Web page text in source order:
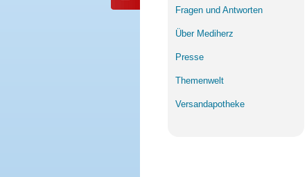
Fragen und Antworten
Über Mediherz
Presse
Themenwelt
Versandapotheke